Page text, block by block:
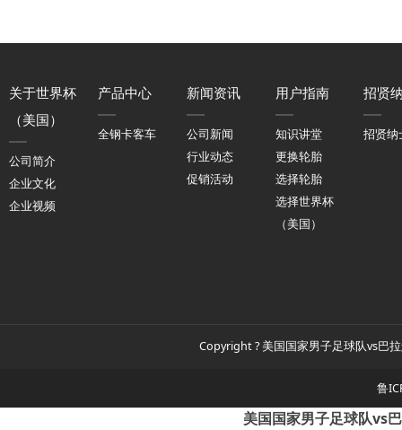
关于世界杯
（美国）
公司简介
企业文化
企业视频
产品中心
全钢卡客车
新闻资讯
公司新闻
行业动态
促销活动
用户指南
知识讲堂
更换轮胎
选择轮胎
选择世界杯
（美国）
招贤
招贤纳
Copyright ? 美国国家男子足球队vs巴
鲁
美国国家男子足球队vs